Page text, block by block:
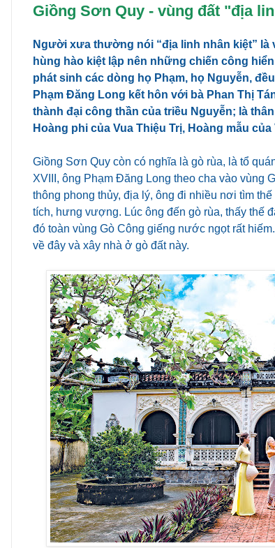
Giồng Sơn Quy - vùng đất "địa
Người xưa thường nói “địa linh nhân kiệt”
hùng hào kiệt lập nên những chiến công
phát sinh các dòng họ Phạm, họ Nguyễn,
Phạm Đăng Long kết hôn với bà Phan Thị
thành đại công thần của triều Nguyễn; là
Hoàng phi của Vua Thiệu Trị, Hoàng mẫu
Giồng Sơn Quy còn có nghĩa là gò rùa, là tổ
XVIII, ông Phạm Đăng Long theo cha vào vùng
thông phong thủy, địa lý, ông đi nhiều nơi tìm
tích, hưng vượng. Lúc ông đến gò rùa, thấy thế
đó toàn vùng Gò Công giếng nước ngọt rất
về đây và xây nhà ở gò đất này.